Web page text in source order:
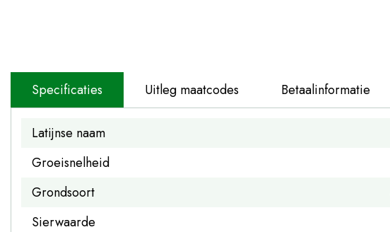
Specificaties Uitleg maatcodes Betaalinformatie
Latijnse naam
Groeisnelheid
Grondsoort
Sierwaarde